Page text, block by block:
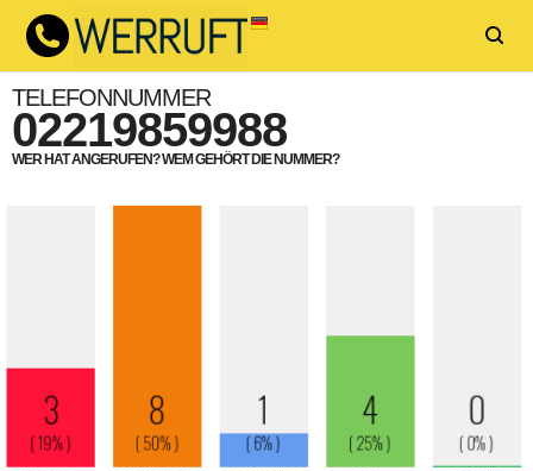
TELEFONNUMMER
02219859988
WER HAT ANGERUFEN? WEM GEHÖRT DIE NUMMER?